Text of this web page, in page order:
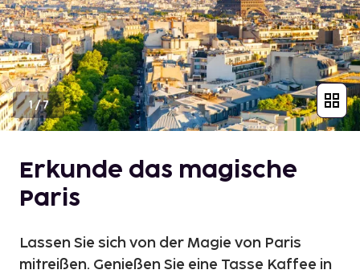
1/7
Erkunde das magische
Paris
Lassen Sie sich von der Magie von Paris
mitreißen. Genießen Sie eine Tasse Kaffee in